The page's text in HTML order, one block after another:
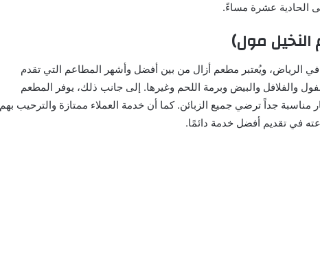
الحادية عشرة مساءً.
مول)
في الرياض، ويُعتبر مطعم أزال من بين أفضل وأشهر المطاعم التي تقدم
والفلافل والبيض وبرمة اللحم وغيرها. إلى جانب ذلك، يوفر المطعم
جداً ترضي جميع الزبائن. كما أن خدمة العملاء ممتازة والترحيب بهم
في تقديم أفضل خدمة دائمًا.